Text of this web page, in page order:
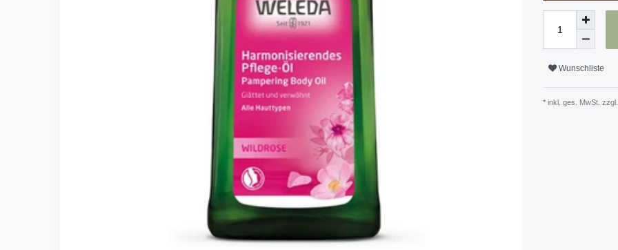
Wunschliste
* inkl. ges. MwSt. zzgl.